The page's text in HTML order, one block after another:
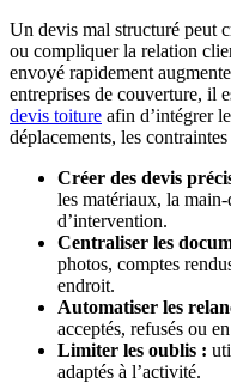
Un devis mal structuré peut
ou compliquer la relation
envoyé rapidement
entreprises de couverture, il
devis toiture afin d’intégrer
déplacements, les
Créer des devis
les matériaux, la
d’intervention.
Centraliser les
photos, comptes
endroit.
Automatiser les
acceptés, refusés ou
Limiter les oublis :
adaptés à l’activité.